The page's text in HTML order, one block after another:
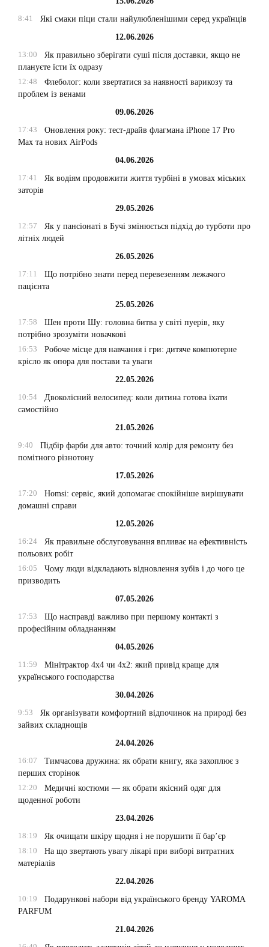
8:41
Які смаки піци стали найулюбленішими серед українців
12.06.2026
13:00
Як правильно зберігати суші після доставки, якщо не
плануєте їсти їх одразу
12:48
Флеболог: коли звертатися за наявності варикозу та
проблем із венами
09.06.2026
17:43
Оновлення року: тест-драйв флагмана iPhone 17 Pro
Max та нових AirPods
04.06.2026
17:41
Як водіям продовжити життя турбіні в умовах міських
заторів
29.05.2026
12:57
Як у пансіонаті в Бучі змінюється підхід до турботи про
літніх людей
26.05.2026
17:11
Що потрібно знати перед перевезенням лежачого
пацієнта
25.05.2026
17:58
Шен проти Шу: головна битва у світі пуерів, яку
потрібно зрозуміти новачкові
16:53
Робоче місце для навчання і гри: дитяче компютерне
крісло як опора для постави та уваги
22.05.2026
10:54
Двоколісний велосипед: коли дитина готова їхати
самостійно
21.05.2026
9:40
Підбір фарби для авто: точний колір для ремонту без
помітного різнотону
17.05.2026
17:20
Homsi: сервіс, який допомагає спокійніше вирішувати
домашні справи
12.05.2026
16:24
Як правильне обслуговування впливає на ефективність
польових робіт
16:05
Чому люди відкладають відновлення зубів і до чого це
призводить
07.05.2026
17:53
Що насправді важливо при першому контакті з
професійним обладнанням
04.05.2026
11:59
Мінітрактор 4х4 чи 4х2: який привід краще для
українського господарства
30.04.2026
9:53
Як організувати комфортний відпочинок на природі без
зайвих складнощів
24.04.2026
16:07
Тимчасова дружина: як обрати книгу, яка захоплює з
перших сторінок
12:20
Медичні костюми — як обрати якісний одяг для
щоденної роботи
23.04.2026
18:19
Як очищати шкіру щодня і не порушити її бар’єр
18:10
На що звертають увагу лікарі при виборі витратних
матеріалів
22.04.2026
10:19
Подарункові набори від українського бренду YAROMA
PARFUM
21.04.2026